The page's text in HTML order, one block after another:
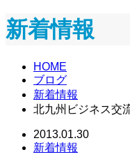
新着情報
HOME
ブログ
新着情報
北九州ビジネス交
2013.01.30
新着情報